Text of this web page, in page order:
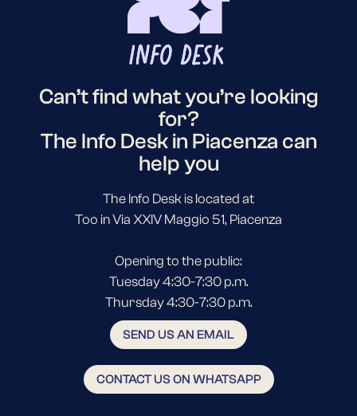
Can’t find what you’re looking
for?
The Info Desk in Piacenza can
help you
The Info Desk is located at
Too in Via XXIV Maggio 51, Piacenza
Opening to the public:
Tuesday 4:30-7:30 p.m.
Thursday 4:30-7:30 p.m.
SEND US AN EMAIL
CONTACT US ON WHATSAPP